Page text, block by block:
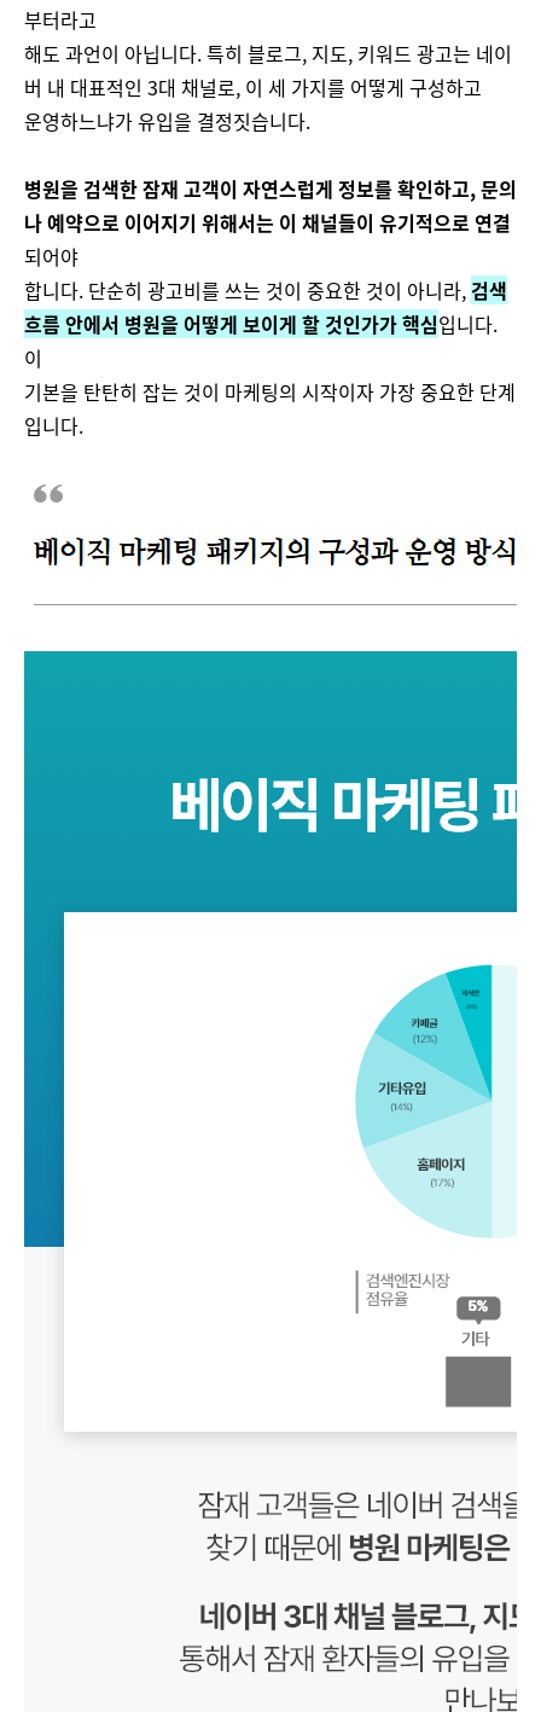
부터라고
해도 과언이 아닙니다. 특히 블로그, 지도, 키워드 광고는 네이
버 내 대표적인 3대 채널로, 이 세 가지를 어떻게 구성하고
운영하느냐가 유입을 결정짓습니다.
병원을 검색한 잠재 고객이 자연스럽게 정보를 확인하고, 문의
나 예약으로 이어지기 위해서는 이 채널들이 유기적으로 연결
되어야
합니다. 단순히 광고비를 쓰는 것이 중요한 것이 아니라, 검색
흐름 안에서 병원을 어떻게 보이게 할 것인가가 핵심입니다.
이
기본을 탄탄히 잡는 것이 마케팅의 시작이자 가장 중요한 단계
입니다.